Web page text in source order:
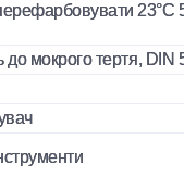
23°С
до мокрого тертя, DIN